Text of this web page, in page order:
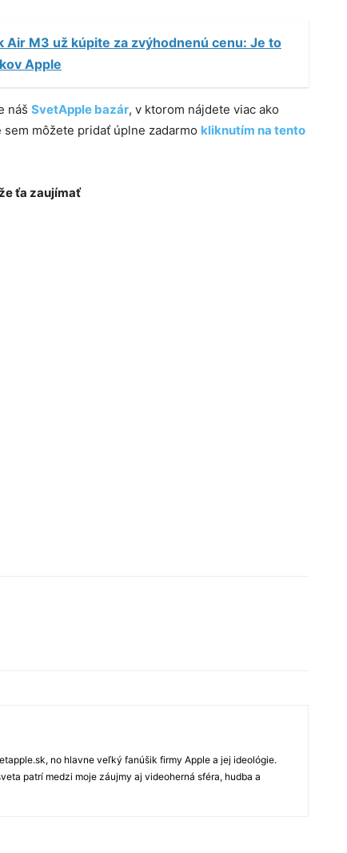
Air M3 už kúpite za zvýhodnenú cenu: Je to
Apple
náš SvetApple bazár, v ktorom nájdete viac ako
môžete pridať úplne zadarmo kliknutím na tento
ťa zaujímať
no hlavne veľký fanúšik firmy Apple a jej ideológie.
patrí medzi moje záujmy aj videoherná sféra, hudba a